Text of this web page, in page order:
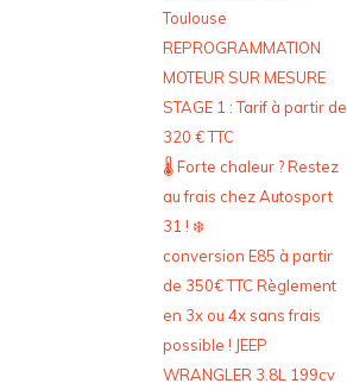
Toulouse
REPROGRAMMATION
MOTEUR SUR MESURE
STAGE 1 : Tarif à partir de
320 € TTC
🌡️ Forte chaleur ? Restez
au frais chez Autosport
31 ! ❄️
conversion E85 à partir
de 350€ TTC Règlement
en 3x ou 4x sans frais
possible ! JEEP
WRANGLER 3.8L 199cv